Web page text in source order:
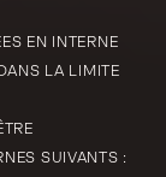
EN INTERNE
LA LIMITE
SUIVANTS :